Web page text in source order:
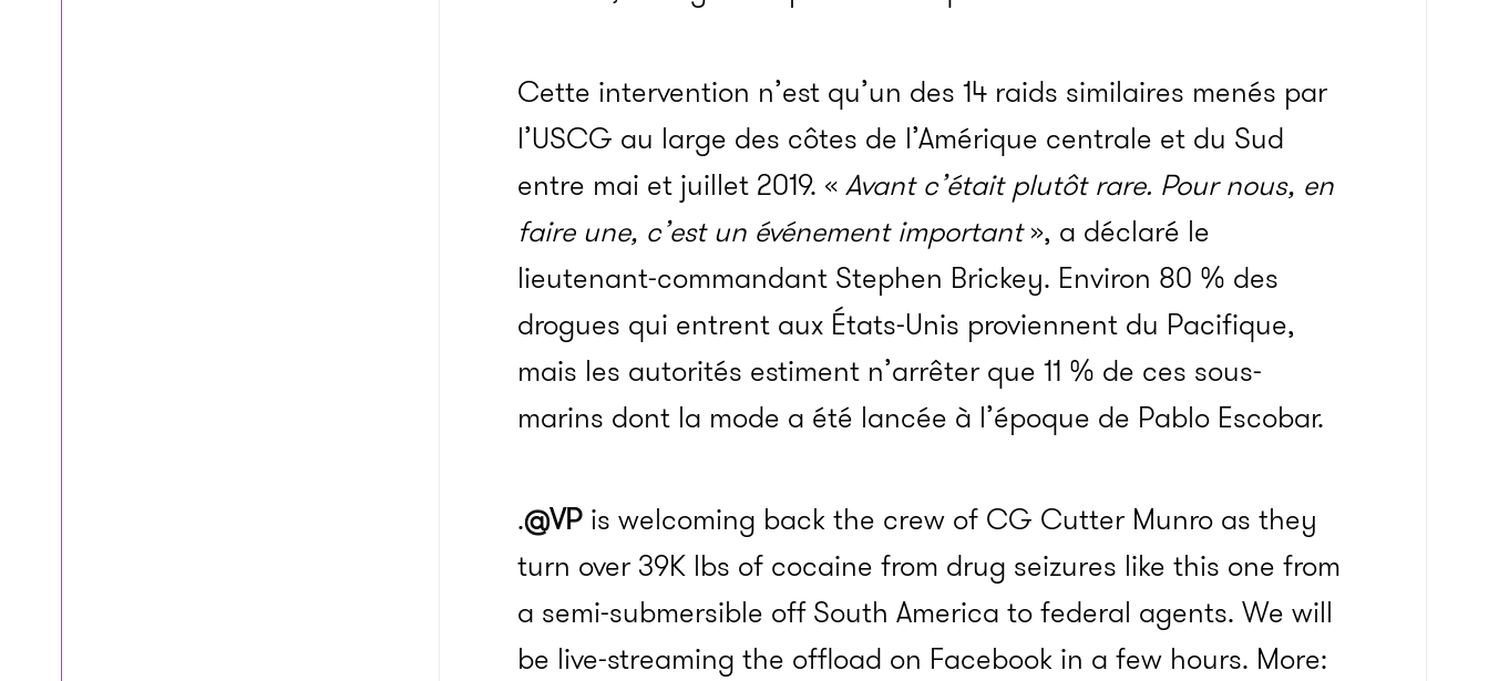
Cette intervention n’est qu’un des 14 raids similaires menés par
l’USCG au large des côtes de l’Amérique centrale et du Sud
entre mai et juillet 2019. «Avant c’était plutôt rare. Pour nous, en
faire une, c’est un événement important», a déclaré le
lieutenant-commandant Stephen Brickey. Environ 80 % des
drogues qui entrent aux États-Unis proviennent du Pacifique,
mais les autorités estiment n’arrêter que 11 % de ces sous-
marins dont la mode a été lancée à l’époque de Pablo Escobar.
.@VP is welcoming back the crew of CG Cutter Munro as they
turn over 39K lbs of cocaine from drug seizures like this one from
a semi-submersible off South America to federal agents. We will
be live-streaming the offload on Facebook in a few hours. More: